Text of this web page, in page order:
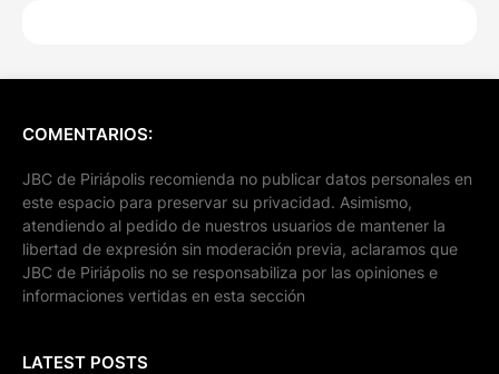
COMENTARIOS:
JBC de Piriápolis recomienda no publicar datos personales en
este espacio para preservar su privacidad. Asimismo,
atendiendo al pedido de nuestros usuarios de mantener la
libertad de expresión sin moderación previa, aclaramos que
JBC de Piriápolis no se responsabiliza por las opiniones e
informaciones vertidas en esta sección
LATEST POSTS